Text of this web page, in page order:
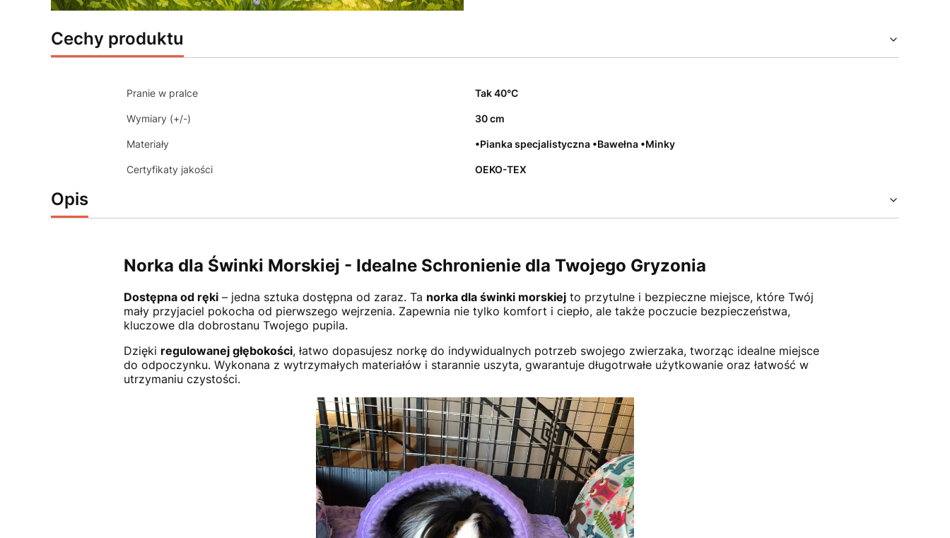
Cechy produktu
Pranie w pralce Tak 40°C
Wymiary (+/-) 30 cm
Materiały •Pianka specjalistyczna •Bawełna •Minky
Certyfikaty jakości OEKO-TEX
Opis
Norka dla Świnki Morskiej - Idealne Schronienie dla Twojego Gryzonia
Dostępna od ręki– jedna sztuka dostępna od zaraz. Ta norka dla świnki morskiejto przytulne i bezpieczne miejsce, które Twój
mały przyjaciel pokocha od pierwszego wejrzenia. Zapewnia nie tylko komfort i ciepło, ale także poczucie bezpieczeństwa,
kluczowe dla dobrostanu Twojego pupila.
Dzięki regulowanej głębokości, łatwo dopasujesz norkę do indywidualnych potrzeb swojego zwierzaka, tworząc idealne miejsce
do odpoczynku. Wykonana z wytrzymałych materiałów i starannie uszyta, gwarantuje długotrwałe użytkowanie oraz łatwość w
utrzymaniu czystości.